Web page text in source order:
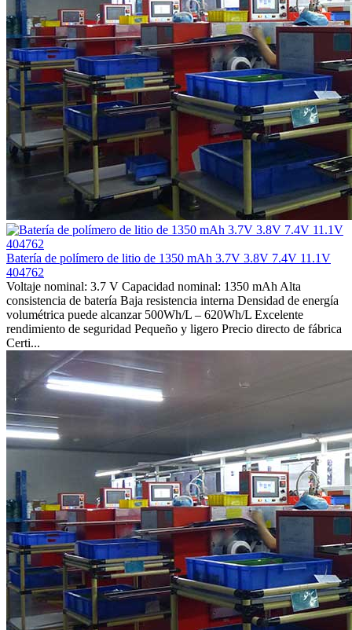
Batería de polímero de litio de 1350 mAh 3.7V 3.8V 7.4V 11.1V
404762
Voltaje nominal: 3.7 V Capacidad nominal: 1350 mAh Alta
consistencia de batería Baja resistencia interna Densidad de energía
volumétrica puede alcanzar 500Wh/L – 620Wh/L Excelente
rendimiento de seguridad Pequeño y ligero Precio directo de fábrica
Certi...